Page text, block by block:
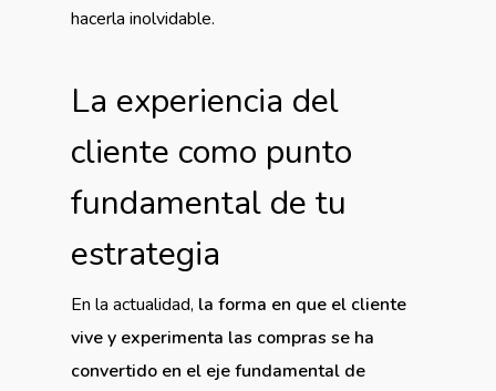
hacerla inolvidable.
La experiencia del
cliente como punto
fundamental de tu
estrategia
En la actualidad, la forma en que el cliente
vive y experimenta las compras se ha
convertido en el eje fundamental de